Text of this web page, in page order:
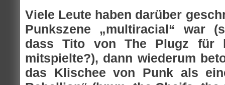
Viele Leute haben darüber
Punkszene „multiracial“ war
dass Tito von The Plugz für
mitspielte?), dann wiederum
das Klischee von Punk als